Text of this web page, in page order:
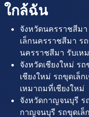
ใกล้ฉัน
จังหวัดนครราชสีม
เล็กนครราชสีมา ร
นครราชสีมา รับเห
จังหวัดเชียงใหม่ ร
เชียงใหม่ รถขุดเล็
เหมาถมที่เชียงใหม่
จังหวัดกาญจนบุรี ร
กาญจนบุรี รถขุดเล็